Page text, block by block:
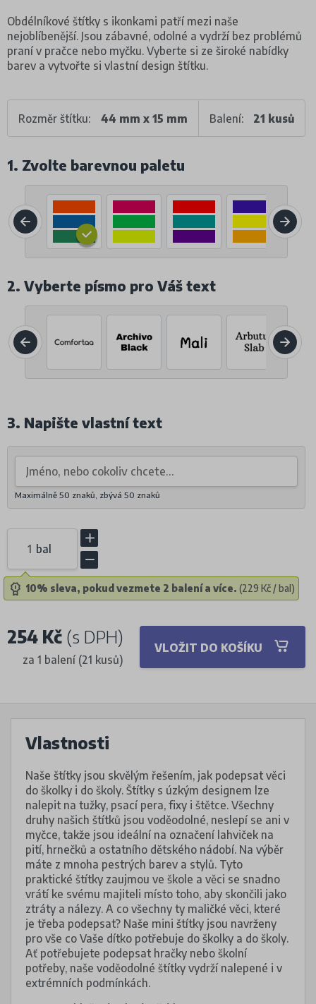
Obdélníkové štítky s ikonkami patří mezi naše
nejoblíbenější. Jsou zábavné, odolné a vydrží bez problémů
praní v pračce nebo myčku. Vyberte si ze široké nabídky
barev a vytvořte si vlastní design štítku.
Rozměr štítku: 44 mm x 15 mm Balení: 21 kusů
1. Zvolte barevnou paletu
2. Vyberte písmo pro Váš text
3. Napište vlastní text
Maximálně 50 znaků, zbývá 50 znaků
bal
10% sleva, pokud vezmete 2 balení a více. (229 Kč / bal)
254 Kč (s DPH)
za 1 balení (21 kusů)
VLOŽIT DO KOŠÍKU
Vlastnosti
Naše štítky jsou skvělým řešením, jak podepsat věci
do školky i do školy. Štítky s úzkým designem lze
nalepit na tužky, psací pera, fixy i štětce. Všechny
druhy našich štítků jsou voděodolné, neslepí se ani v
myčce, takže jsou ideální na označení lahviček na
pití, hrnečků a ostatního dětského nádobí. Na výběr
máte z mnoha pestrých barev a stylů. Tyto
praktické štítky zaujmou ve škole a věci se snadno
vrátí ke svému majiteli místo toho, aby skončili jako
ztráty a nálezy. A co všechny ty maličké věci, které
je třeba podepsat? Naše mini štítky jsou navrženy
pro vše co Vaše dítko potřebuje do školky a do školy.
Ať potřebujete podepsat hračky nebo školní
potřeby, naše voděodolné štítky vydrží nalepené i v
extrémních podmínkách.